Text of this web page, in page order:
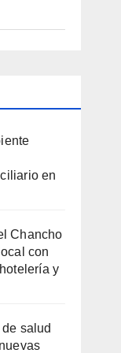
en
Chancho
con
y
salud